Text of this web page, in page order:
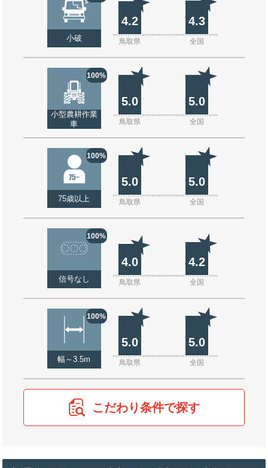
小破
4.2 4.3
鳥取県 全国
100%
小型農耕作業
車
5.0 5.0
鳥取県 全国
100%
75歳以上
5.0 5.0
鳥取県 全国
100%
信号なし
4.0 4.2
鳥取県 全国
100%
幅～3.5m
5.0 5.0
鳥取県 全国
こだわり条件で探す